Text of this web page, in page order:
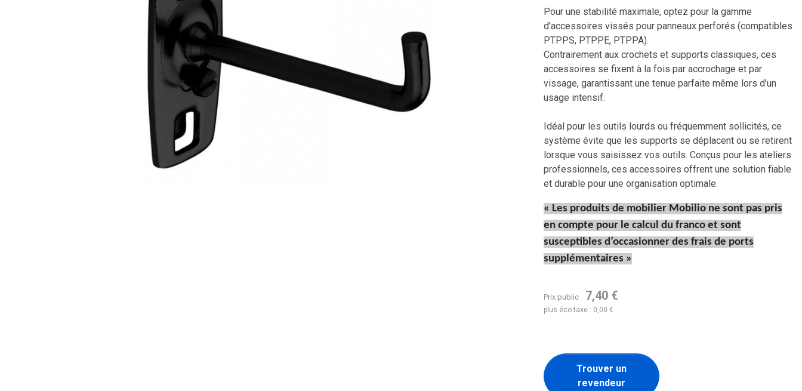
Pour une stabilité maximale, optez pour la gamme
d’accessoires vissés pour panneaux perforés (compatibles
PTPPS, PTPPE, PTPPA).
Contrairement aux crochets et supports classiques, ces
accessoires se fixent à la fois par accrochage et par
vissage, garantissant une tenue parfaite même lors d’un
usage intensif.
Idéal pour les outils lourds ou fréquemment sollicités, ce
système évite que les supports se déplacent ou se retirent
lorsque vous saisissez vos outils. Conçus pour les ateliers
professionnels, ces accessoires offrent une solution fiable
et durable pour une organisation optimale.
« Les produits de mobilier Mobilio ne sont pas pris
en compte pour le calcul du franco et sont
susceptibles d’occasionner des frais de ports
supplémentaires »
Prix public 7,40 €
plus éco taxe : 0,00 €
Trouver un
revendeur